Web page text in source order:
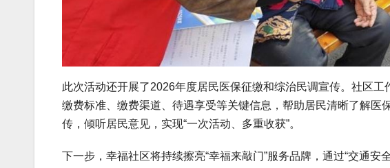
此次活动还开展了2026年度居民医保征缴和综治民调宣传。社区
缴费标准、缴费渠道、待遇享受等关键信息，帮助居民清晰了解医
传，倾听居民意见，实现“一次活动、多重收获”。
下一步，幸福社区将持续擦亮“幸福来敲门”服务品牌，通过“交通安